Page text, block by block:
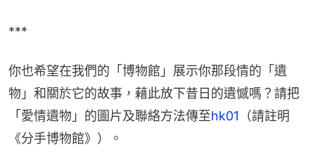
***
你也希望在我們的「博物館」展示你那段情的「遺
物」和關於它的故事，藉此放下昔日的遺憾嗎？請把
「愛情遺物」的圖片及聯絡方法傳至hk01 （請註明
《分手博物館》）。